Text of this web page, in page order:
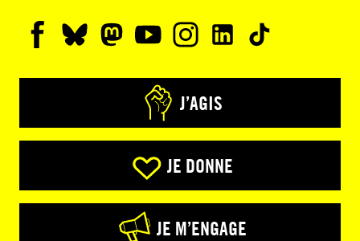
J’AGIS
JE DONNE
JE M’ENGAGE